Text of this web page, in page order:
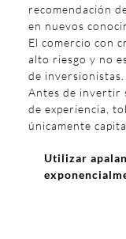
recomendación
en nuevos
El comercio con
alto riesgo y no
de inversionistas.
Antes de invertir
de experiencia,
únicamente
Utilizar